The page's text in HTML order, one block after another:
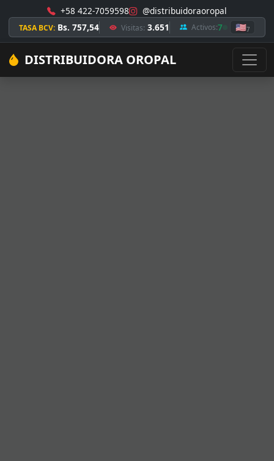
+58 422-7059598 @distribuidoraoropal
TASA BCV: Bs. 757,54 Visitas: 3.651 Activos:7 🇺🇸7
DISTRIBUIDORA OROPAL